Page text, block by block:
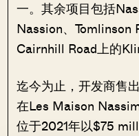
一。其余项目包括
Nassion、Tomlinson
Cairnhill Road上的
迄今为止，开发商售
在Les Maison
位于2021年以$75